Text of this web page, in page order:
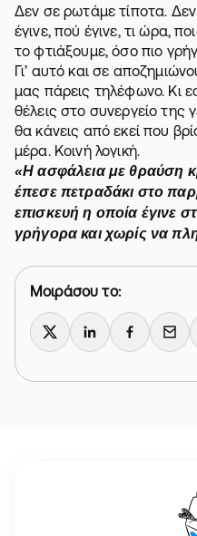
Δεν σε ρωτάμε τίποτα.
έγινε, πού έγινε, τι ώρα,
το φτιάξουμε, όσο πιο
Γι’ αυτό και σε
μας πάρεις τηλέφωνο. Κι
θέλεις στο συνεργείο της
θα κάνεις από εκεί που
μέρα. Κοινή λογική.
«Η ασφάλεια με θραύση
έπεσε πετραδάκι στο
επισκευή η οποία έγινε
γρήγορα και χωρίς να
Μοιράσου το:
X LinkedInFacebook